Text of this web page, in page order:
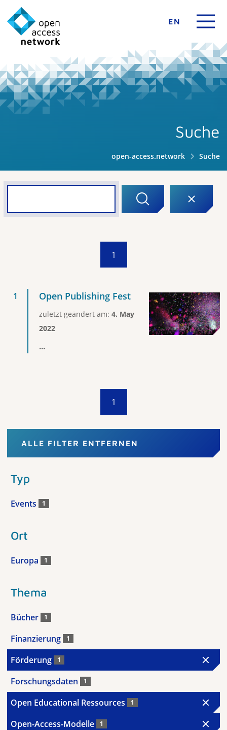
EN
Suche
open-access.network Suche
1
Open Publishing Fest
zuletzt geändert am: 4. May
2022
...
1
ALLE FILTER ENTFERNEN
Typ
Events 1
Ort
Europa 1
Thema
Bücher 1
Finanzierung 1
Förderung 1
Forschungsdaten 1
Open Educational Ressources 1
Open-Access-Modelle 1